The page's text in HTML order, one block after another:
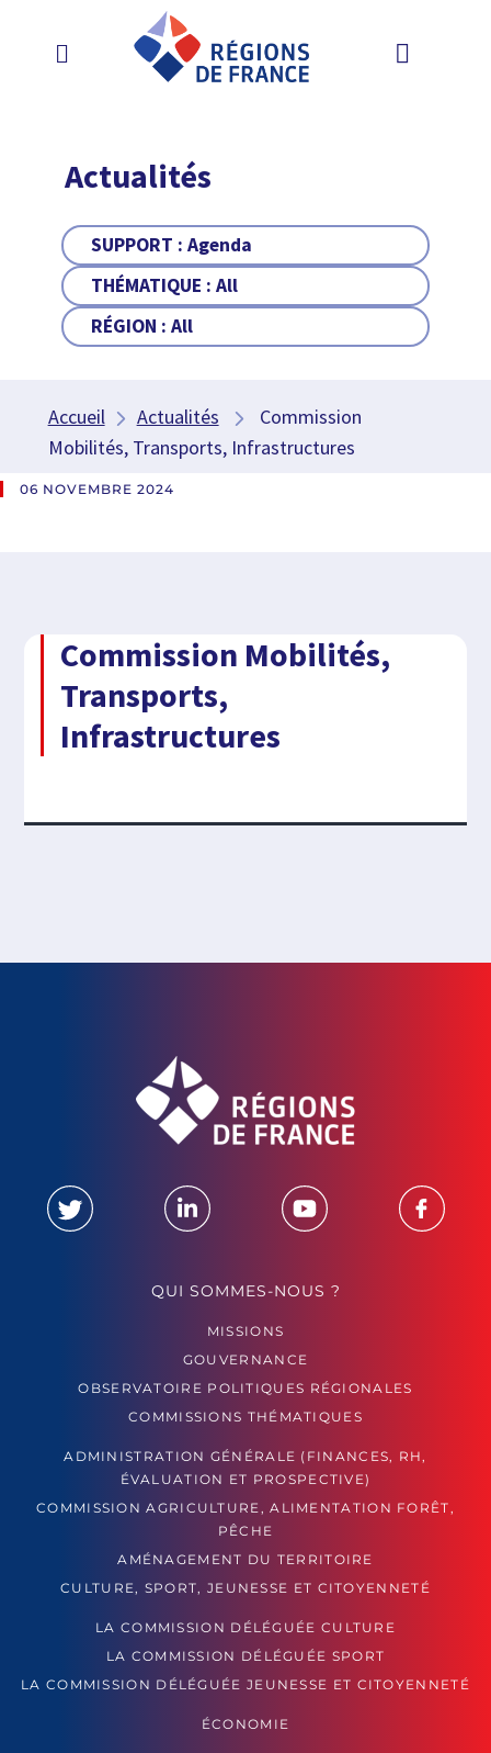
Actualités
SUPPORT :Agenda
THÉMATIQUE :All
RÉGION :All
Accueil Actualités
Commission
Mobilités, Transports, Infrastructures
06 NOVEMBRE 2024
Commission Mobilités,
Transports,
Infrastructures
QUI SOMMES-NOUS ?
MISSIONS
GOUVERNANCE
OBSERVATOIRE POLITIQUES RÉGIONALES
COMMISSIONS THÉMATIQUES
ADMINISTRATION GÉNÉRALE (FINANCES, RH,
ÉVALUATION ET PROSPECTIVE)
COMMISSION AGRICULTURE, ALIMENTATION FORÊT,
PÊCHE
AMÉNAGEMENT DU TERRITOIRE
CULTURE, SPORT, JEUNESSE ET CITOYENNETÉ
LA COMMISSION DÉLÉGUÉE CULTURE
LA COMMISSION DÉLÉGUÉE SPORT
LA COMMISSION DÉLÉGUÉE JEUNESSE ET CITOYENNETÉ
ÉCONOMIE